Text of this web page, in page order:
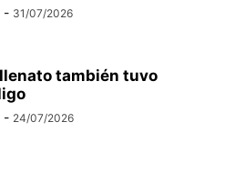
- 31/07/2026
también tuvo
- 24/07/2026